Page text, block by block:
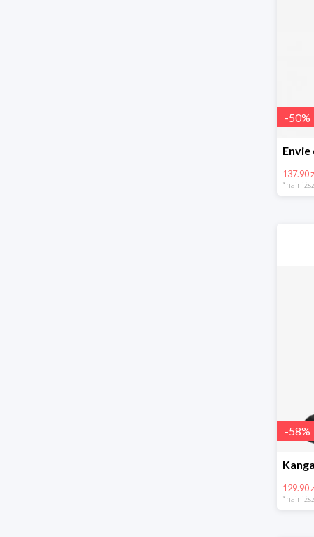
-50%
137.90
-58%
129.90